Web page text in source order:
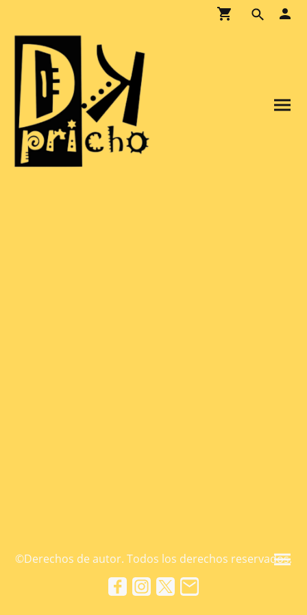
©Derechos de autor. Todos los derechos reservados.